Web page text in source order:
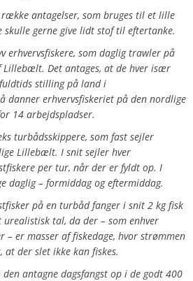
antagelser, som bruges til et lille
skulle gerne give lidt stof til eftertanke.
erhvervsfiskere, som daglig trawler på
Lillebælt. Det antages, at de hver især
stilling på land i
danner erhvervsfiskeriet på den nordlige
14 arbejdspladser.
turbådsskippere, som fast sejler
Lillebælt. I snit sejler hver
per tur, når der er fyldt op. I
daglig – formiddag og eftermiddag.
på en turbåd fanger i snit 2 kg fisk
tal, da der – som enhver
– er masser af fiskedage, hvor strømmen
der slet ikke kan fiskes.
antagne dagsfangst op i de godt 400